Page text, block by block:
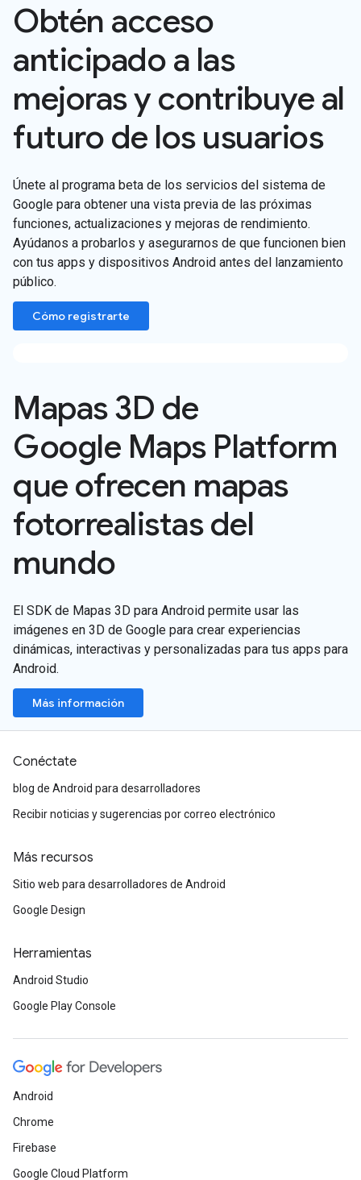
Obtén acceso
anticipado a las
mejoras y contribuye al
futuro de los usuarios
Únete al programa beta de los servicios del sistema de
Google para obtener una vista previa de las próximas
funciones, actualizaciones y mejoras de rendimiento.
Ayúdanos a probarlos y asegurarnos de que funcionen bien
con tus apps y dispositivos Android antes del lanzamiento
público.
Cómo registrarte
Mapas 3D de
Google Maps Platform
que ofrecen mapas
fotorrealistas del
mundo
El SDK de Mapas 3D para Android permite usar las
imágenes en 3D de Google para crear experiencias
dinámicas, interactivas y personalizadas para tus apps para
Android.
Más información
Conéctate
blog de Android para desarrolladores
Recibir noticias y sugerencias por correo electrónico
Más recursos
Sitio web para desarrolladores de Android
Google Design
Herramientas
Android Studio
Google Play Console
Android
Chrome
Firebase
Google Cloud Platform